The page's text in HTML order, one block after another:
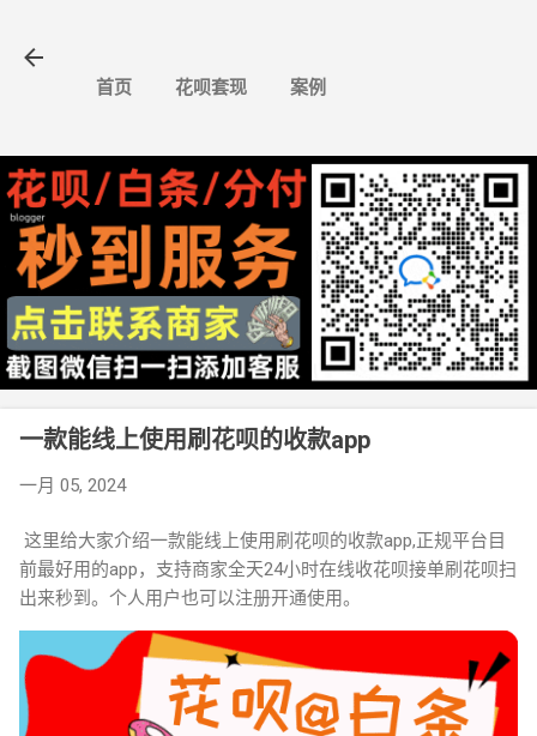
首页 花呗套现 案例
一款能线上使用刷花呗的收款app
一月 05, 2024
这里给大家介绍一款能线上使用刷花呗的收款app,正规平台目
前最好用的app，支持商家全天24小时在线收花呗接单刷花呗扫
出来秒到。个人用户也可以注册开通使用。